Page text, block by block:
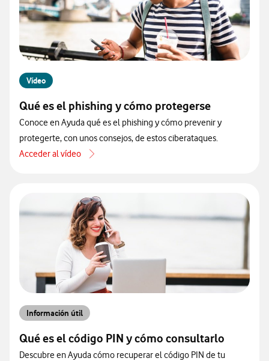
Vídeo
Qué es el phishing y cómo protegerse
Conoce en Ayuda qué es el phishing y cómo prevenir y
protegerte, con unos consejos, de estos ciberataques.
Acceder al vídeo
acerca de Qué es el phishing y cómo protegerse
Información útil
Qué es el código PIN y cómo consultarlo
Descubre en Ayuda cómo recuperar el código PIN de tu